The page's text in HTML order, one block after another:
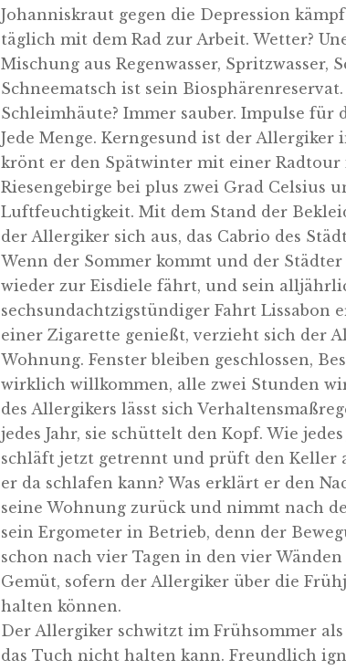
Johanniskraut gegen die Depression
täglich mit dem Rad zur Arbeit. Wetter?
Mischung aus Regenwasser, Spritzwasser,
Schneematsch ist sein Biosphärenreservat.
Schleimhäute? Immer sauber. Impulse für
Jede Menge. Kerngesund ist der Allergiker
krönt er den Spätwinter mit einer Radtour
Riesengebirge bei plus zwei Grad Celsius
Luftfeuchtigkeit. Mit dem Stand der
der Allergiker sich aus, das Cabrio des
Wenn der Sommer kommt und der
wieder zur Eisdiele fährt, und sein
sechsundachtzigstündiger Fahrt Lissabon
einer Zigarette genießt, verzieht sich der
Wohnung. Fenster bleiben geschlossen,
wirklich willkommen, alle zwei Stunden
des Allergikers lässt sich
jedes Jahr, sie schüttelt den Kopf. Wie
schläft jetzt getrennt und prüft den Keller
er da schlafen kann? Was erklärt er den
seine Wohnung zurück und nimmt nach
sein Ergometer in Betrieb, denn der
schon nach vier Tagen in den vier
Gemüt, sofern der Allergiker über die
halten können.
Der Allergiker schwitzt im Frühsommer
das Tuch nicht halten kann. Freundlich